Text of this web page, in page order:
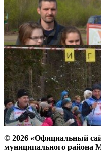
© 2026 «Официальный
муниципального района